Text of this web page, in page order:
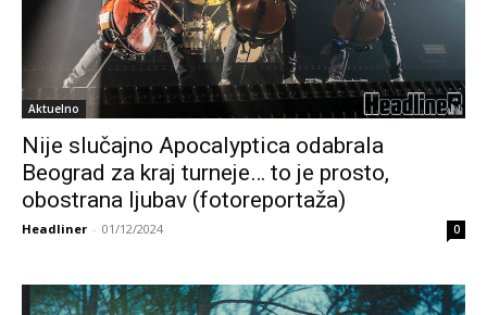
Aktuelno
Nije slučajno Apocalyptica odabrala
Beograd za kraj turneje… to je prosto,
obostrana ljubav (fotoreportaža)
Headliner - 01/12/2024 0